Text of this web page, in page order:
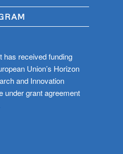
has received funding
Union’s Horizon
and Innovation
under grant agreement